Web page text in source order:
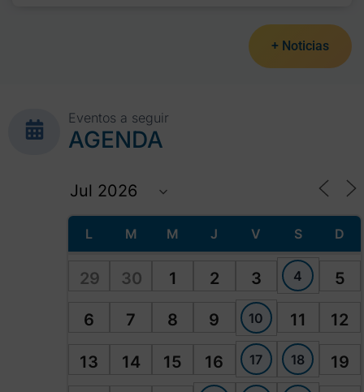
+ Noticias
Eventos a seguir
AGENDA
L M M J V S D
29 30 1 2 3 4 5
6 7 8 9 10 11 12
13 14 15 16 17 18 19